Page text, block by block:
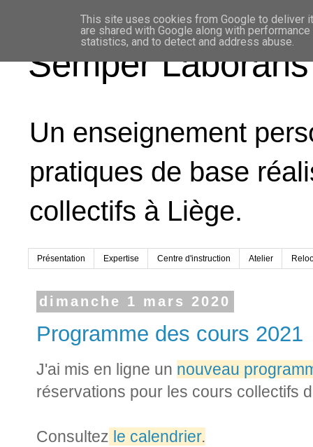
Semper Laborans
Un enseignement
pratiques de base
collectifs à Liège.
Présentation Expertise Centre d'instruction Atelier
dimanche 1 mars 2020
Programme des cours 2021
J'ai mis en ligne un nouveau
réservations pour les cours collectifs
Consultez le calendrier.
This site uses cookies from Google to deliver
are shared with Google along with
statistics, and to detect and address abuse.